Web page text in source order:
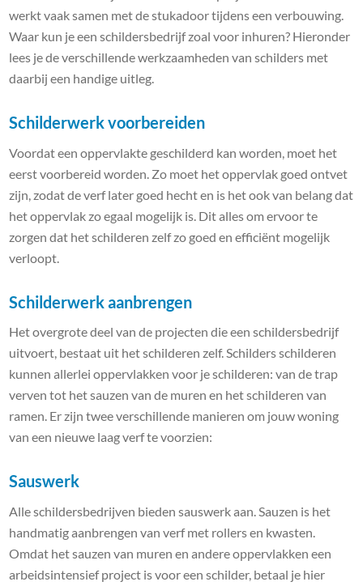
werkt vaak samen met de stukadoor tijdens een verbouwing.
Waar kun je een schildersbedrijf zoal voor inhuren? Hieronder
lees je de verschillende werkzaamheden van schilders met
daarbij een handige uitleg.
Schilderwerk voorbereiden
Voordat een oppervlakte geschilderd kan worden, moet het
eerst voorbereid worden. Zo moet het oppervlak goed ontvet
zijn, zodat de verf later goed hecht en is het ook van belang dat
het oppervlak zo egaal mogelijk is. Dit alles om ervoor te
zorgen dat het schilderen zelf zo goed en efficiënt mogelijk
verloopt.
Schilderwerk aanbrengen
Het overgrote deel van de projecten die een schildersbedrijf
uitvoert, bestaat uit het schilderen zelf. Schilders schilderen
kunnen allerlei oppervlakken voor je schilderen: van de trap
verven tot het sauzen van de muren en het schilderen van
ramen. Er zijn twee verschillende manieren om jouw woning
van een nieuwe laag verf te voorzien:
Sauswerk
Alle schildersbedrijven bieden sauswerk aan. Sauzen is het
handmatig aanbrengen van verf met rollers en kwasten.
Omdat het sauzen van muren en andere oppervlakken een
arbeidsintensief project is voor een schilder, betaal je hier